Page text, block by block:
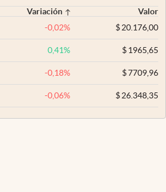
Variación
Valor
-0,02% $20.176,00
0,41% $1965,65
-0,18% $7709,96
-0,06% $26.348,35